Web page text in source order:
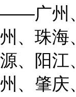
——广州
州、珠海
源、阳江
州、肇庆